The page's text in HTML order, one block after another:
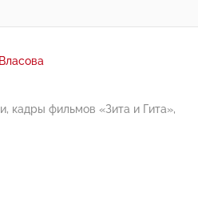
кадры фильмов «Зита и Гита»,